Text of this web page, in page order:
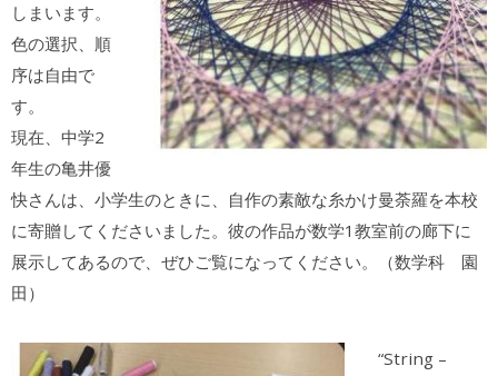
しまいます。
色の選択、順
序は自由で
す。
現在、中学2
年生の亀井優
快さんは、小学生のときに、自作の素敵な糸かけ曼荼羅を本校
に寄贈してくださいました。彼の作品が数学1教室前の廊下に
展示してあるので、ぜひご覧になってください。（数学科 園
田）
“String –